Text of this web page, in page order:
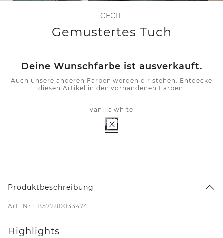
CECIL
Gemustertes Tuch
Deine Wunschfarbe ist ausverkauft.
Auch unsere anderen Farben werden dir stehen. Entdecke
diesen Artikel in den vorhandenen Farben.
vanilla white
Produktbeschreibung
Art. Nr.: B57280033474
Highlights